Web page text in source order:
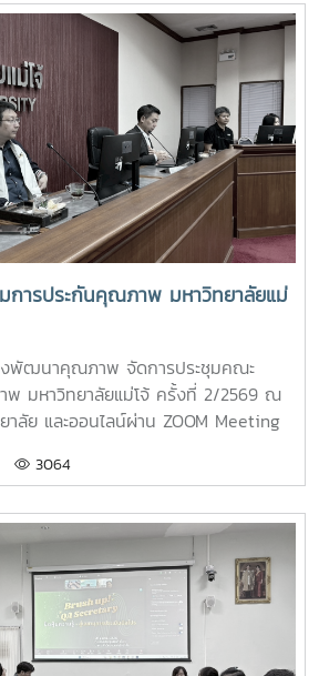
# DQD - MJU
รดำเนินการที่เป็นเลิศ (EdPEx) อันเป็น
ระดับคุณภาพการบริหารจัดการองค์กรสู่
รับเกียรติจาก ผู้ช่วยศาสตราจารย์ ดร.สุ
วจประเมินรางวัลคุณภาพแห่งชาติ
ทยากรถ่ายทอดองค์ความรู้และแลก
เข้าร่วมอบรม ซึ่งนับเป็นอีกหนึ่ง
พัฒนาศักยภาพบุคลากร และสนับสนุนการ
ป็นเลิศอย่างยั่งยืนต่อไป # SIPOC
องพัฒนาคุณภาพ
การประกันคุณภาพ มหาวิทยาลัยแม่
งพัฒนาคุณภาพ จัดการประชุมคณะ
พ มหาวิทยาลัยแม่โจ้ ครั้งที่ 2/2569 ณ
าลัย และออนไลน์ผ่าน ZOOM Meeting
มประชุมได้ร่วมให้ข้อมูลและแลกเปลี่ยน
าน/หน่วยงาน การเตรียมความพร้อมใน
ณภาพการศึกษาทั้งในระดับหลักสูตรและ
ถึงการให้ข้อมูลต่อการพิจารณาเลือก
าพภายนอกของมหาวิทยาลัยในปี
วามเป็นเลิศ# การประชุมคณะ
พ# กองพัฒนาคุณภาพ : QA-MJU
3064